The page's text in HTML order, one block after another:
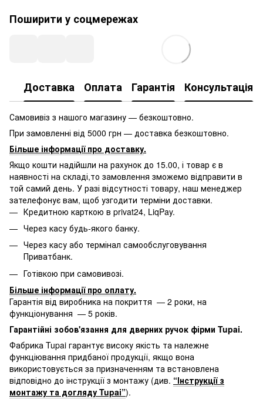
Поширити у соцмережах
Доставка Оплата Гарантія Консультація
Самовивіз з нашого магазину — безкоштовно.
При замовленні від 5000 грн — доставка безкоштовно.
Більше інформації про доставку.
Якщо кошти надійшли на рахунок до 15.00, і товар є в
наявності на складі,то замовлення зможемо відправити в
той самий день. У разі відсутності товару, наш менеджер
зателефонує вам, щоб узгодити терміни доставки.
Кредитною карткою в privat24, LiqPay.
Через касу будь-якого банку.
Через касу або термінал самообслуговування
Приватбанк.
Готівкою при самовивозі.
Більше інформації про оплату.
Гарантія від виробника на покриття — 2 роки, на
функціонування — 5 років.
Гарантійні зобов'язання для дверних ручок фірми Tupai.
Фабрика Tupai гарантує високу якість та належне
функціювання придбаної продукції, якщо вона
використовується за призначенням та встановлена
відповідно до інструкції з монтажу (див. “Інструкції з
монтажу та догляду Tupai”).